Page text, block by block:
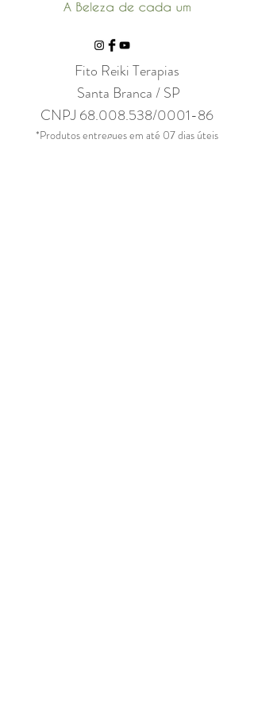
Fito Reiki Terapias
Santa Branca / SP
CNPJ 68.008.538/0001-86
*Produtos entregues em até 07 dias úteis